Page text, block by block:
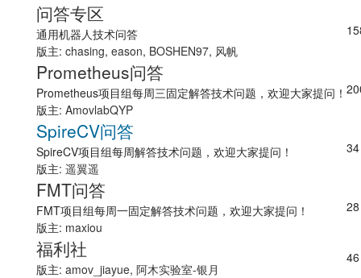
问答专区
通用机器人技术问答
版主: chasing, eason, BOSHEN97, 风帆
Prometheus问答
Prometheus项目组每周三固定解答技术问题，欢迎大家提问！
版主: AmovlabQYP
SpireCV问答
SpireCV项目组每周解答技术问题，欢迎大家提问！
版主: 遥翼遥
34
FMT问答
FMT项目组每周一固定解答技术问题，欢迎大家提问！
版主: maxiou
28
福利社
版主: amov_jiayue, 阿木实验室-银月
46